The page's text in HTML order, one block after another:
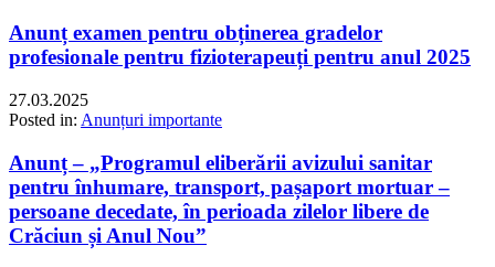
Anunț examen pentru obținerea gradelor
profesionale pentru fizioterapeuți pentru anul 2025
27.03.2025
Posted in: Anunțuri importante
Anunț – „Programul eliberării avizului sanitar
pentru înhumare, transport, pașaport mortuar –
persoane decedate, în perioada zilelor libere de
Crăciun și Anul Nou”